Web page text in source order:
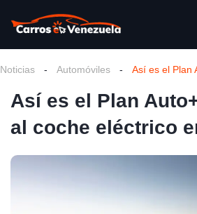
Noticias - Automóviles -
Así es el Plan
al coche eléctrico